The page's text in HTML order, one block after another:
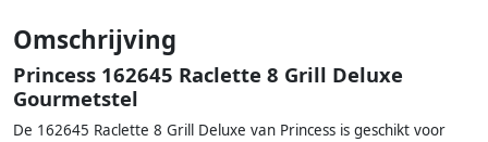
Omschrijving
Princess 162645 Raclette 8 Grill Deluxe
Gourmetstel
De 162645 Raclette 8 Grill Deluxe van Princess is geschikt voor